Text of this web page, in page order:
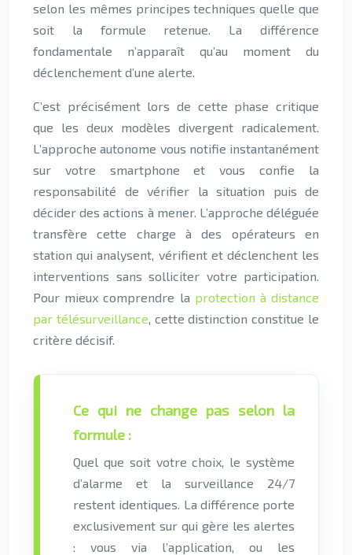
selon les mêmes principes techniques quelle que
soit la formule retenue. La différence
fondamentale n’apparaît qu’au moment du
déclenchement d’une alerte.
C’est précisément lors de cette phase critique
que les deux modèles divergent radicalement.
L’approche autonome vous notifie instantanément
sur votre smartphone et vous confie la
responsabilité de vérifier la situation puis de
décider des actions à mener. L’approche déléguée
transfère cette charge à des opérateurs en
station qui analysent, vérifient et déclenchent les
interventions sans solliciter votre participation.
Pour mieux comprendre la protection à distance
par télésurveillance, cette distinction constitue le
critère décisif.
Ce qui ne change pas selon la
formule :
Quel que soit votre choix, le système
d’alarme et la surveillance 24/7
restent identiques. La différence porte
exclusivement sur qui gère les alertes
: vous via l’application, ou les